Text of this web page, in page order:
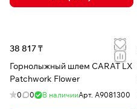
38 817 ₸
Горнолыжный шлем CARAT LX
Patchwork Flower
0 0 В наличииАрт. A9081300